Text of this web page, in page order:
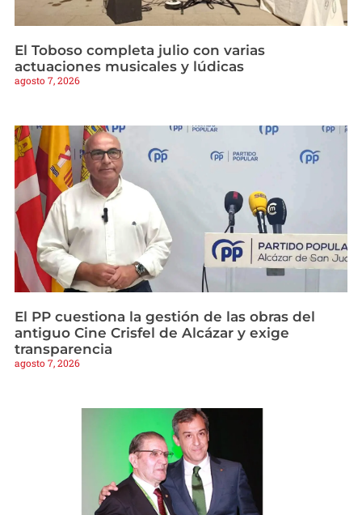
El Toboso completa julio con varias
actuaciones musicales y lúdicas
agosto 7, 2026
El PP cuestiona la gestión de las obras del
antiguo Cine Crisfel de Alcázar y exige
transparencia
agosto 7, 2026